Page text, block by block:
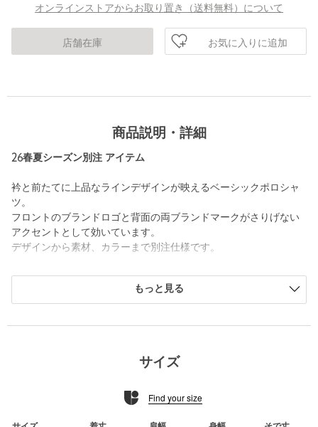
オンラインストアからお取り置き（送料無料）について
店舗在庫 お気に入りに追加
商品説明・詳細
26春夏シーズン別注 アイテム
衿と前たてに上品なラインデザインが映えるベーシックポロシャ
ツ。
フロントのブランドロゴと背面の両ブランドマークがさりげない
アクセントとして効いています。
デザインから素材、カラーまで別注仕様です。
＜TaylorMade(テーラーメイド)＞
1979年創立アメリカのゴルフブランド。
め現在まで革新的なテクノロジーを搭載したゴルフクラブボール
もっと見る
サイズ
Find your size